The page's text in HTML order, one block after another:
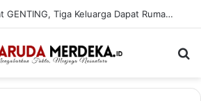
PT TIMAH Perkuat GENTING, Tiga Keluarga Dapat Rumah Layak Huni